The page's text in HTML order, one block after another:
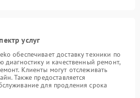
услуг
обеспечивает доставку техники по
диагностику и качественный ремонт,
Клиенты могут отслеживать
Также предоставляется
для продления срока